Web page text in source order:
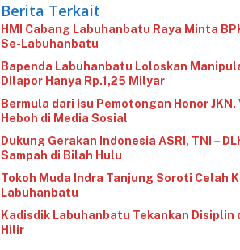
Berita Terkait
‎HMI Cabang Labuhanbatu Raya Minta
Se-Labuhanbatu‎‎
‎Bapenda Labuhanbatu Loloskan
Dilapor Hanya Rp.1,25 Milyar
‎Bermula dari Isu Pemotongan Honor
Heboh di Media Sosial‎‎‎‎
‎Dukung Gerakan Indonesia ASRI, TNI –
Sampah di Bilah Hulu
‎Tokoh Muda Indra Tanjung Soroti Celah
Labuhanbatu
‎Kadisdik Labuhanbatu Tekankan
Hilir